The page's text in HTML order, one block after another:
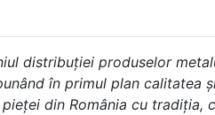
distribuției produselor
în primul plan
din România cu